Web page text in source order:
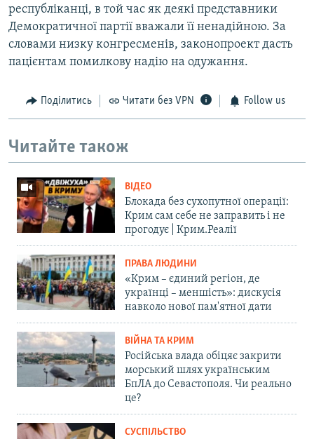
республіканці, в той час як деякі представники
Демократичної партії вважали її ненадійною. За
словами низку конгресменів, законопроект дасть
пацієнтам помилкову надію на одужання.
Поділитись Читати без VPN Follow us
Читайте також
ВІДЕО
Блокада без сухопутної операції:
Крим сам себе не заправить і не
прогодує | Крим.Реалії
ПРАВА ЛЮДИНИ
«Крим – єдиний регіон, де
українці – меншість»: дискусія
навколо нової пам'ятної дати
ВІЙНА ТА КРИМ
Російська влада обіцяє закрити
морський шлях українським
БпЛА до Севастополя. Чи реально
це?
СУСПІЛЬСТВО